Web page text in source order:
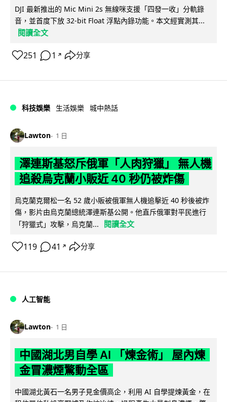
DJI 最新推出的 Mic Mini 2s 無線咪支援「四發一收」分軌錄
音，並首度下放 32-bit Float 浮點內錄功能。本文經實測其...
閱讀全文
251 1 ↗ 分享
科技娛樂 生活娛樂 城中熱話
Lawton 1 日
澤連斯基怒斥俄軍「人肉狩獵」 無人機
追殺烏克蘭小販近 40 秒仍被炸傷
烏克蘭克爾松一名 52 歲小販被俄軍無人機追擊近 40 秒後被炸
傷，影片由烏克蘭總統澤連斯基公開。他直斥俄軍對平民進行
「狩獵式」攻擊，烏克蘭...
閱讀全文
119 41 ↗ 分享
人工智能
Lawton 1 日
中國湖北男自學 AI 「煉金術」 屋內煉
金冒濃煙驚動全區
中國湖北黃石一名男子見金價高企，利用 AI 自學提煉黃金，在